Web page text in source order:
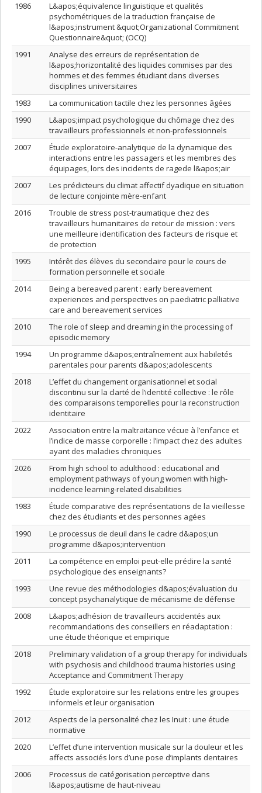
1986
L&apos;équivalence linguistique et qualités
psychométriques de la traduction française de
l&apos;instrument &quot;Organizational Commitment
Questionnaire&quot; (OCQ)
1991
Analyse des erreurs de représentation de
l&apos;horizontalité des liquides commises par des
hommes et des femmes étudiant dans diverses
disciplines universitaires
1983
La communication tactile chez les personnes âgées
1990
L&apos;impact psychologique du chômage chez des
travailleurs professionnels et non-professionnels
2007
Étude exploratoire-analytique de la dynamique des
interactions entre les passagers et les membres des
équipages, lors des incidents de ragede l&apos;air
2007
Les prédicteurs du climat affectif dyadique en situation
de lecture conjointe mère-enfant
2016
Trouble de stress post-traumatique chez des
travailleurs humanitaires de retour de mission : vers
une meilleure identification des facteurs de risque et
de protection
1995
Intérêt des élèves du secondaire pour le cours de
formation personnelle et sociale
2014
Being a bereaved parent : early bereavement
experiences and perspectives on paediatric palliative
care and bereavement services
2010
The role of sleep and dreaming in the processing of
episodic memory
1994
Un programme d&apos;entraînement aux habiletés
parentales pour parents d&apos;adolescents
2018
L’effet du changement organisationnel et social
discontinu sur la clarté de l’identité collective : le rôle
des comparaisons temporelles pour la reconstruction
identitaire
2022
Association entre la maltraitance vécue à l’enfance et
l’indice de masse corporelle : l’impact chez des adultes
ayant des maladies chroniques
2026
From high school to adulthood : educational and
employment pathways of young women with high-
incidence learning-related disabilities
1983
Étude comparative des représentations de la vieillesse
chez des étudiants et des personnes agées
1990
Le processus de deuil dans le cadre d&apos;un
programme d&apos;intervention
2011
La compétence en emploi peut-elle prédire la santé
psychologique des enseignants?
1993
Une revue des méthodologies d&apos;évaluation du
concept psychanalytique de mécanisme de défense
2008
L&apos;adhésion de travailleurs accidentés aux
recommandations des conseillers en réadaptation :
une étude théorique et empirique
2018
Preliminary validation of a group therapy for individuals
with psychosis and childhood trauma histories using
Acceptance and Commitment Therapy
1992
Étude exploratoire sur les relations entre les groupes
informels et leur organisation
2012
Aspects de la personalité chez les Inuit : une étude
normative
2020
L’effet d’une intervention musicale sur la douleur et les
affects associés lors d’une pose d’implants dentaires
2006
Processus de catégorisation perceptive dans
l&apos;autisme de haut-niveau